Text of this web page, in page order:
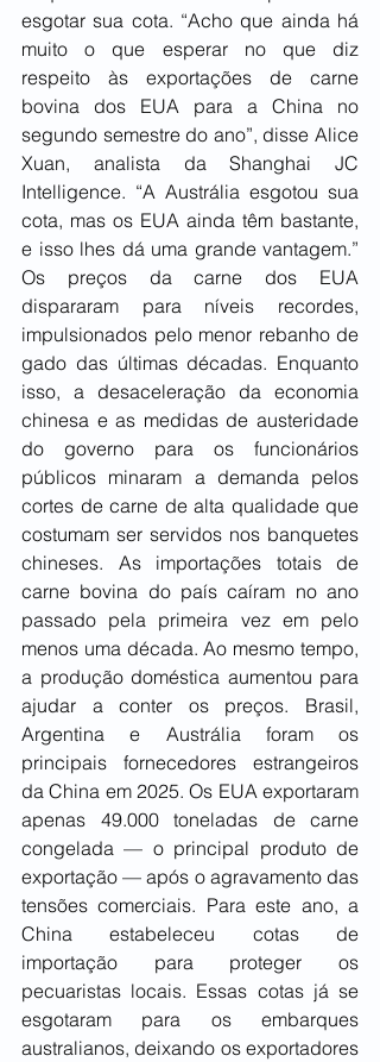
esgotar sua cota. “Acho que ainda há
muito o que esperar no que diz
respeito às exportações de carne
bovina dos EUA para a China no
segundo semestre do ano”, disse Alice
Xuan, analista da Shanghai JC
Intelligence. “A Austrália esgotou sua
cota, mas os EUA ainda têm bastante,
e isso lhes dá uma grande vantagem.”
Os preços da carne dos EUA
dispararam para níveis recordes,
impulsionados pelo menor rebanho de
gado das últimas décadas. Enquanto
isso, a desaceleração da economia
chinesa e as medidas de austeridade
do governo para os funcionários
públicos minaram a demanda pelos
cortes de carne de alta qualidade que
costumam ser servidos nos banquetes
chineses. As importações totais de
carne bovina do país caíram no ano
passado pela primeira vez em pelo
menos uma década. Ao mesmo tempo,
a produção doméstica aumentou para
ajudar a conter os preços. Brasil,
Argentina e Austrália foram os
principais fornecedores estrangeiros
da China em 2025. Os EUA exportaram
apenas 49.000 toneladas de carne
congelada — o principal produto de
exportação — após o agravamento das
tensões comerciais. Para este ano, a
China estabeleceu cotas de
importação para proteger os
pecuaristas locais. Essas cotas já se
esgotaram para os embarques
australianos, deixando os exportadores